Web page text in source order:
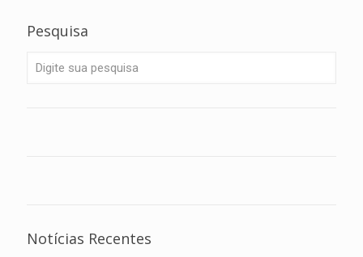
Pesquisa
Notícias Recentes